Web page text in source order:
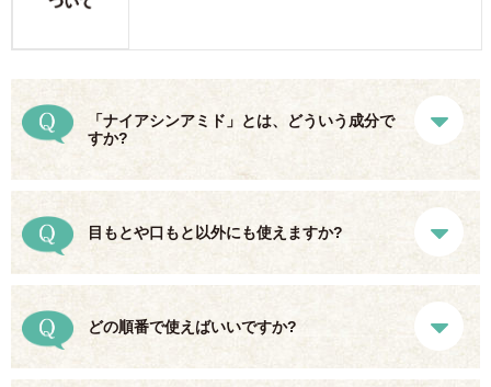
「ナイアシンアミド」とは、どういう成分で
すか?
目もとや口もと以外にも使えますか?
どの順番で使えばいいですか?